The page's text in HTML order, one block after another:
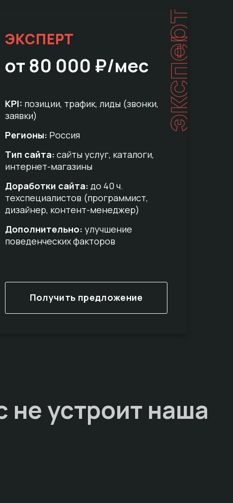
эксперт
ЭКСПЕРТ
от 80 000 ₽/мес
KPI: позиции, трафик, лиды (звонки,
заявки)
Регионы: Россия
Тип сайта: сайты услуг, каталоги,
интернет-магазины
Доработки сайта: до 40 ч.
техспециалистов (программист,
дизайнер, контент-менеджер)
Дополнительно: улучшение
поведенческих факторов
Получить предложение
не устроит наша